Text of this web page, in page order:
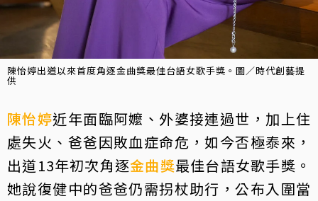
陳怡婷出道以來首度角逐金曲獎最佳台語女歌手獎。圖／時代創藝提
供
陳怡婷近年面臨阿嬤、外婆接連過世，加上住
處失火、爸爸因敗血症命危，如今否極泰來，
出道13年初次角逐金曲獎最佳台語女歌手獎。
她說復健中的爸爸仍需拐杖助行，公布入圍當